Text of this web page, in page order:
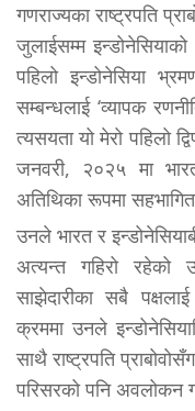
गणराज्यका राष्ट्रपति
जुलाईसम्म
पहिलो इन्डोनेसिया
सम्बन्धलाई ‘व्यापक
त्यसयता यो मेरो पहिलो
जनवरी, २०२५ मा
अतिथिका रूपमा
उनले भारत र
अत्यन्त गहिरो
साझेदारीका सबै
क्रममा उनले
साथै राष्ट्रपति
परिसरको पनि अवलोकन